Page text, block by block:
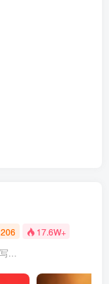
206 17.6W+
...